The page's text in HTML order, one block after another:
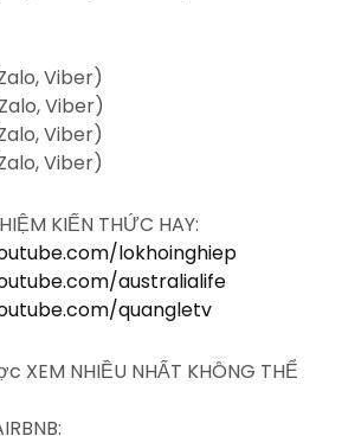
Viber)
Viber)
Viber)
Viber)
KIẾN THỨC HAY:
lokhoinghiep
australialife
quangletv
XEM NHIỀU NHẤT KHÔNG THỂ